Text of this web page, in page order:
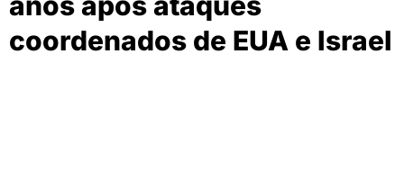
coordenados de EUA e Israel